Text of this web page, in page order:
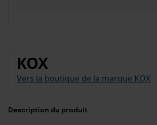
KOX
Vers la boutique de la marque KOX
Description du produit